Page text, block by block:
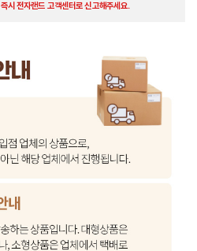
즉시 전자랜드 고객센터로 신고해주세요.